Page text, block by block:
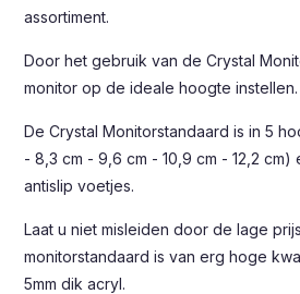
assortiment.
Door het gebruik van de Crystal
monitor op de ideale hoogte instellen.
De Crystal Monitorstandaard is in 5
- 8,3 cm - 9,6 cm - 10,9 cm - 12,2
antislip voetjes.
Laat u niet misleiden door de lage
monitorstandaard is van erg hoge
5mm dik acryl.